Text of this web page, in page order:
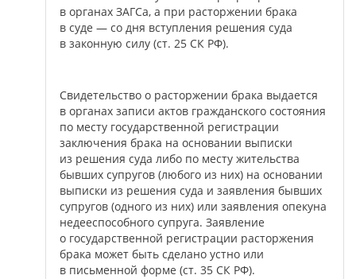
в органах ЗАГСа, а при расторжении брака
в суде — со дня вступления решения суда
в законную силу (ст. 25 СК РФ).
Свидетельство о расторжении брака выдается
в органах записи актов гражданского состояния
по месту государственной регистрации
заключения брака на основании выписки
из решения суда либо по месту жительства
бывших супругов (любого из них) на основании
выписки из решения суда и заявления бывших
супругов (одного из них) или заявления опекуна
недееспособного супруга. Заявление
о государственной регистрации расторжения
брака может быть сделано устно или
в письменной форме (ст. 35 СК РФ).